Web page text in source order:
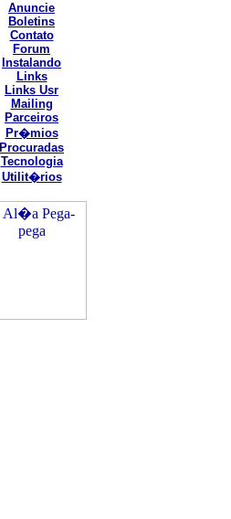
Anuncie
Boletins
Contato
Forum
Instalando
Links
Links Usr
Mailing
Parceiros
Pr�mios
Procuradas
Tecnologia
Utilit�rios